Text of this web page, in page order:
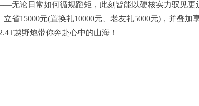
无论日常如何循规蹈矩，此刻皆能以硬核实力驭见更
省15000元(置换礼10000元、老友礼5000元)，并叠加
越野炮带你奔赴心中的山海！